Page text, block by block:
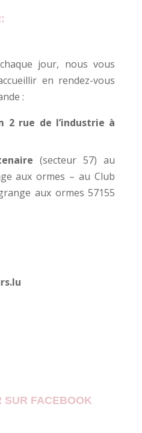
jour, nous vous
en rendez-vous
:
2 rue de l’industrie à
(secteur 57) au
aux ormes – au Club
aux ormes 57155
SUR FACEBOOK